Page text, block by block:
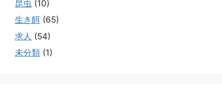
昆虫 (10)
生き餌 (65)
求人 (54)
未分類 (1)